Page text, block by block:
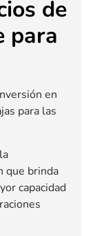
de
para
en
para las
que brinda
capacidad